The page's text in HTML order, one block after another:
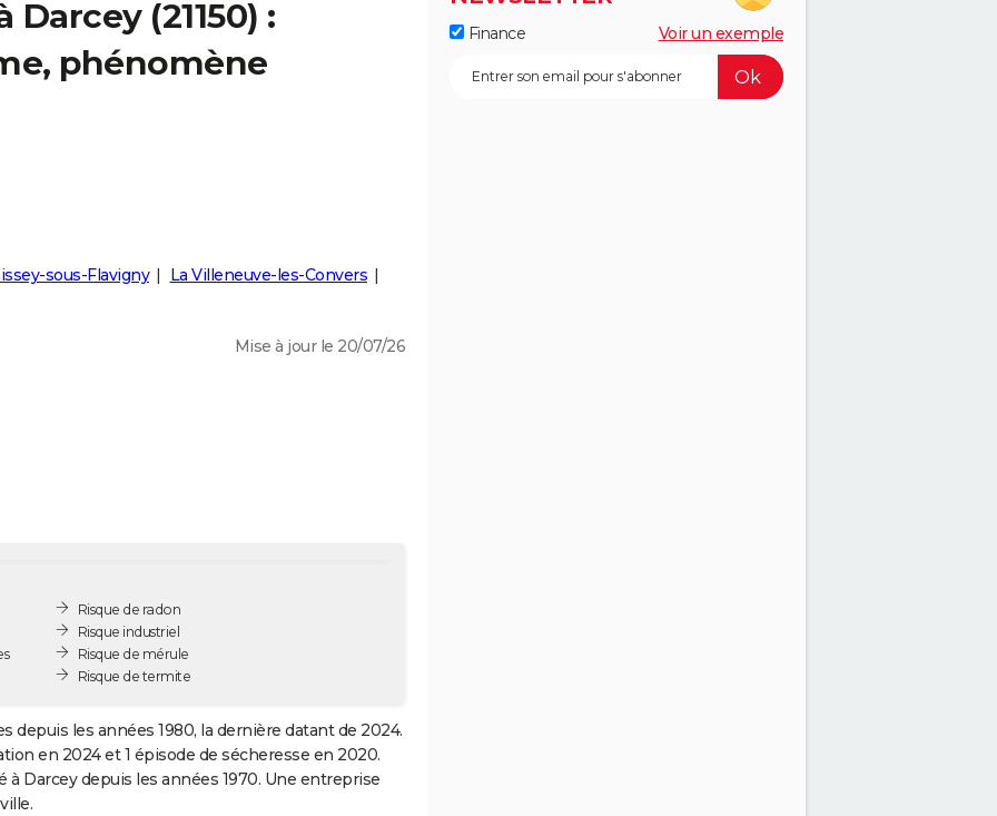
(21150) :
phénomène
sous-Flavigny La Villeneuve-les-Convers
Mise à jour le 20/07/26
Risque de radon
Risque industriel
Risque de mérule
Risque de termite
depuis les années 1980, la dernière datant de 2024.
en 2024 et 1 épisode de sécheresse en 2020.
Darcey depuis les années 1970. Une entreprise
Finance Voir un exemple